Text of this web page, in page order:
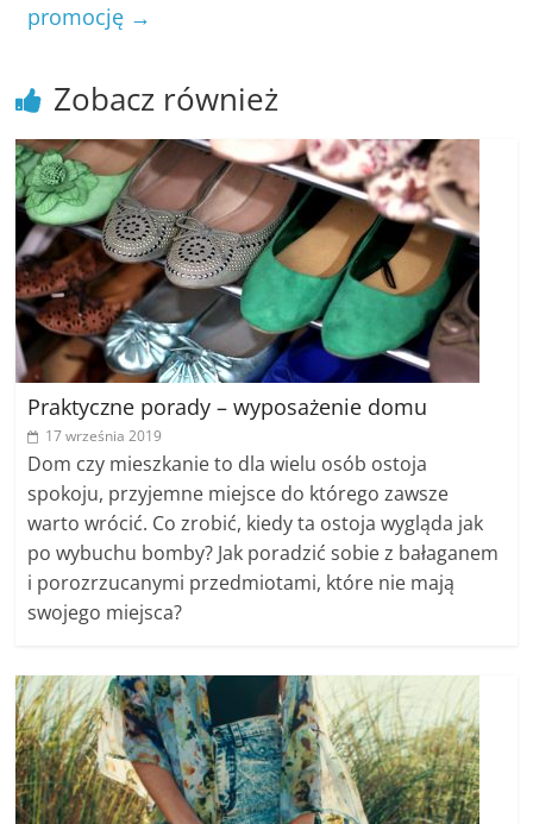
promocję →
Zobacz również
Praktyczne porady – wyposażenie domu
17 września 2019
Dom czy mieszkanie to dla wielu osób ostoja
spokoju, przyjemne miejsce do którego zawsze
warto wrócić. Co zrobić, kiedy ta ostoja wygląda jak
po wybuchu bomby? Jak poradzić sobie z bałaganem
i porozrzucanymi przedmiotami, które nie mają
swojego miejsca?